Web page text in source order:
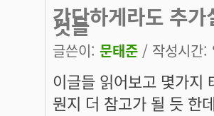
간단하게라도 추
것들
글쓴이: 문태준 / 작성시간
이글들 읽어보고 몇가지
뭔지 더 참고가 될 듯 한